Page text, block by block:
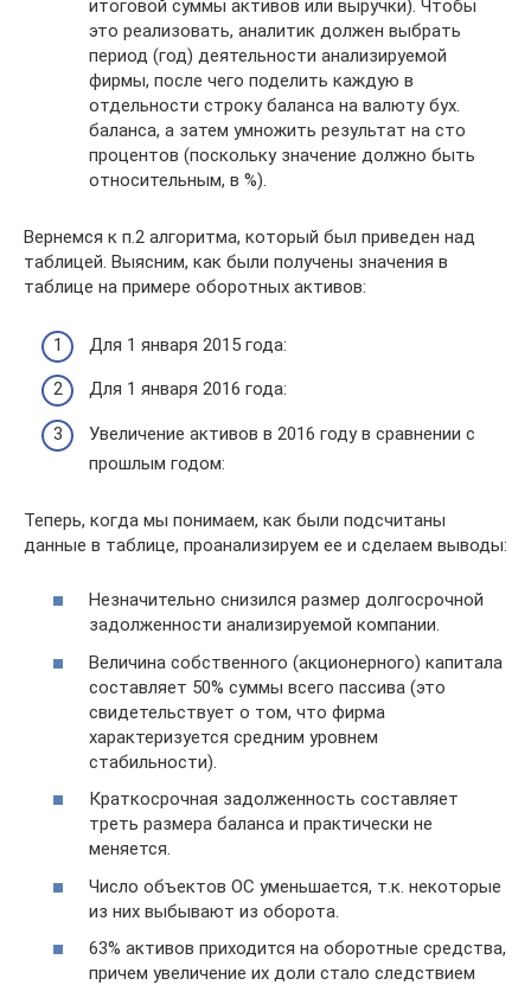
итоговой суммы активов или выручки). Чтобы
это реализовать, аналитик должен выбрать
период (год) деятельности анализируемой
фирмы, после чего поделить каждую в
отдельности строку баланса на валюту бух.
баланса, а затем умножить результат на сто
процентов (поскольку значение должно быть
относительным, в %).
Вернемся к п.2 алгоритма, который был приведен над
таблицей. Выясним, как были получены значения в
таблице на примере оборотных активов:
Для 1 января 2015 года:
Для 1 января 2016 года:
Увеличение активов в 2016 году в сравнении с
прошлым годом:
Теперь, когда мы понимаем, как были подсчитаны
данные в таблице, проанализируем ее и сделаем выводы:
Незначительно снизился размер долгосрочной
задолженности анализируемой компании.
Величина собственного (акционерного) капитала
составляет 50% суммы всего пассива (это
свидетельствует о том, что фирма
характеризуется средним уровнем
стабильности).
Краткосрочная задолженность составляет
треть размера баланса и практически не
меняется.
Число объектов ОС уменьшается, т.к. некоторые
из них выбывают из оборота.
63% активов приходится на оборотные средства,
причем увеличение их доли стало следствием